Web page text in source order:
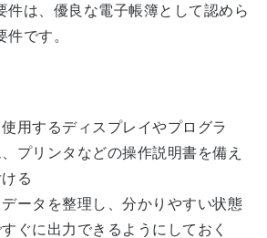
件は、優良な電子帳簿として認めら
です。
使用するディスプレイやプログラ
、プリンタなどの操作説明書を備え
る
データを整理し、分かりやすい状態
すぐに出力できるようにしておく